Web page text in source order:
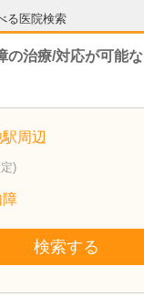
る医院検索
の治療/対応が可能な
周辺
)
障
検索する